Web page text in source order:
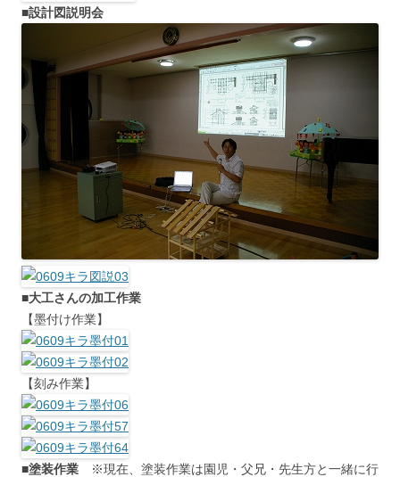
■設計図説明会
■大工さんの加工作業
【墨付け作業】
【刻み作業】
■塗装作業 ※現在、塗装作業は園児・父兄・先生方と一緒に行